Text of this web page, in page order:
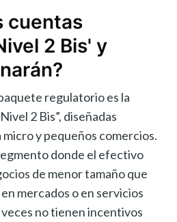
cuentas
2 Bis' y
regulatorio es la
2 Bis”, diseñadas
y pequeños comercios.
donde el efectivo
de menor tamaño que
mercados o en servicios
no tienen incentivos